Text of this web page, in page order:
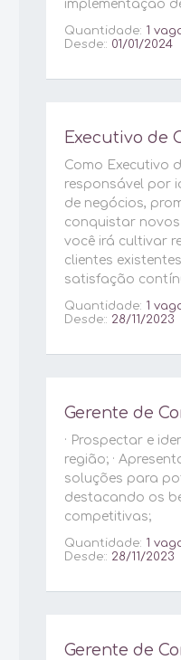
implementação
Quantidade: 1
Desde:: 01/01/2024
Executivo de
Como Executivo
responsável por
de negócios,
conquistar novos
você irá cultivar
clientes
satisfação
Quantidade: 1
Desde:: 28/11/2023
Gerente de
· Prospectar e
região; ·
soluções para
destacando os
competitivas;
Quantidade: 1
Desde:: 28/11/2023
Gerente de